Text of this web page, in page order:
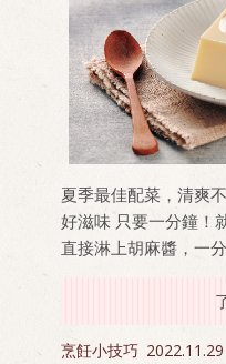
夏季最佳配菜，清爽
好滋味 只要一分鐘！
直接淋上胡麻醬，一
炊蛋微波加熱，再淋
烹飪小技巧 2022.11.29